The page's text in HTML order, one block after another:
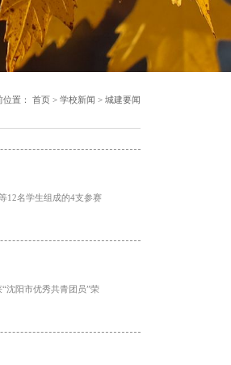
位置： 首页> 学校新闻 > 城建要闻
12名学生组成的4支参赛
沈阳市优秀共青团员”荣